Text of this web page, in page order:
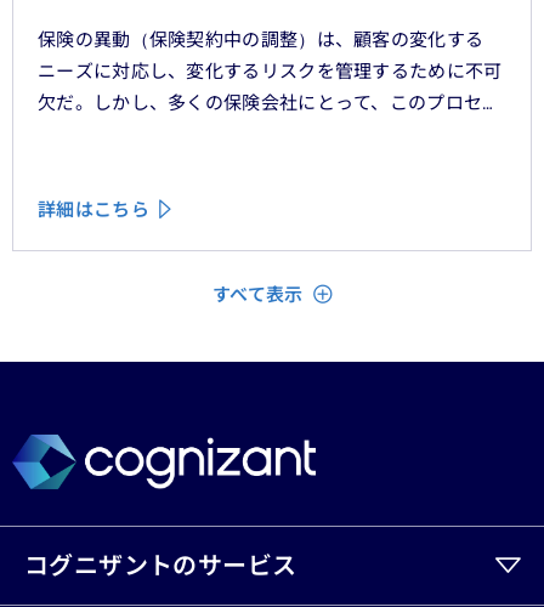
保険の異動（保険契約中の調整）は、顧客の変化する
ニーズに対応し、変化するリスクを管理するために不可
欠だ。しかし、多くの保険会社にとって、このプロセス
詳細はこちら
すべて表示 閉じる
コグニザントのサービス